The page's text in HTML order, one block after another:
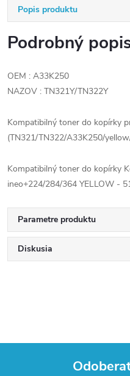
Popis produktu
Podrobný
OEM : A33K250
NAZOV : TN321Y/TN322Y
Kompatibilný toner do kopírky
(TN321/TN322/A33K250/
Kompatibilný toner do kopírky
ineo+224/284/364 YELLOW -
Parametre produktu
Diskusia